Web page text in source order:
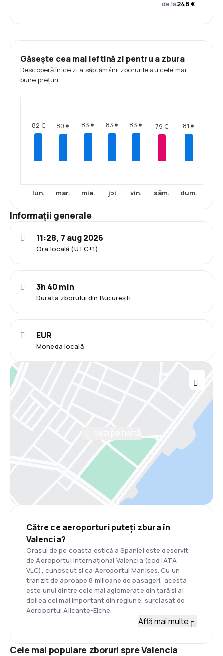
de la248 €
Găsește cea mai ieftină zi pentru a zbura
Descoperă în ce zi a săptămânii zborurile au cele mai
bune prețuri
82 €
lun.
80 €
mar.
83 €
mie.
83 €
joi
83 €
vin.
79 €
sâm.
81 €
dum.
Informații generale
Ora locală (UTC+1)
11:28, 7 aug 2026
Durata zborului din București
3h 40 min
Moneda locală
EUR
Către ce aeroporturi puteți zbura în
Valencia?
Orașul de pe coasta estică a Spaniei este deservit
de Aeroportul Internațional Valencia (cod IATA:
VLC), cunoscut și ca Aeroportul Manises. Cu un
tranzit de aproape 8 milioane de pasageri, acesta
este unul dintre cele mai aglomerate din țară și al
doilea cel mai important din regiune, surclasat de
Aeroportul Alicante-Elche.
Află mai multe
Cele mai populare zboruri spre Valencia